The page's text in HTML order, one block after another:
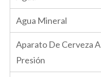
Agua Mineral
Aparato De Cerveza A
Presión